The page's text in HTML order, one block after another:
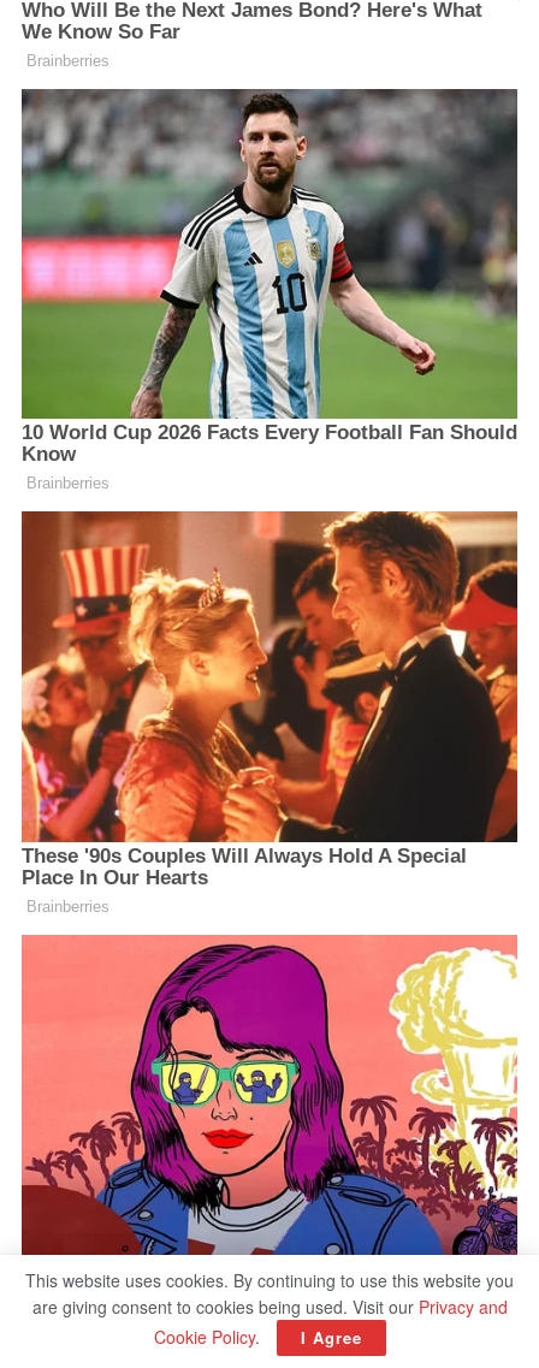
This website uses cookies. By continuing to use this website you
are giving consent to cookies being used. Visit our Privacy and
Cookie Policy. I Agree